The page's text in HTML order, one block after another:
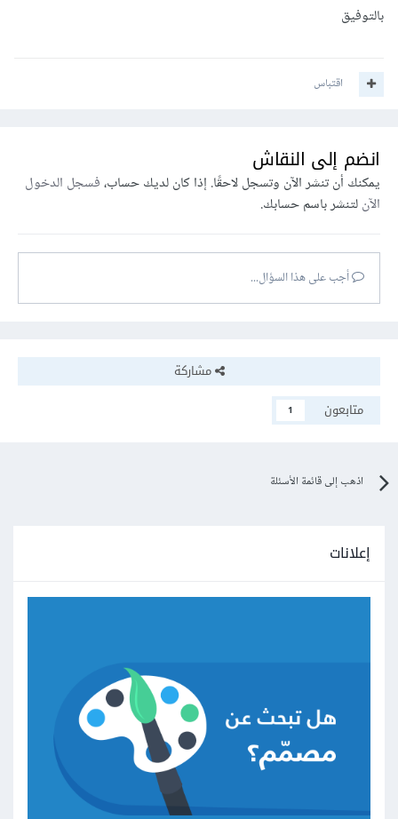
بالتوفيق
اقتباس
انضم إلى النقاش
يمكنك أن تنشر الآن وتسجل لاحقًا. إذا كان لديك حساب،فسجل الدخول
الآنلتنشر باسم حسابك.
أجب على هذا السؤال...
مشاركة
متابعون
1
اذهب إلى قائمة الأسئلة
إعلانات